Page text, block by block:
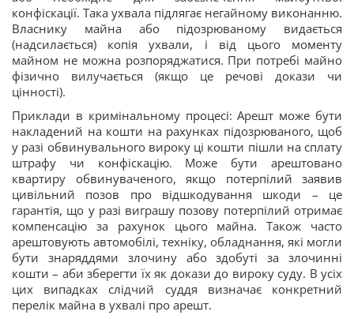
конфіскації. Така ухвала підлягає негайному виконанню.
Власнику майна або підозрюваному видається
(надсилається) копія ухвали, і від цього моменту
майном не можна розпоряджатися. При потребі майно
фізично вилучається (якщо це речові докази чи
цінності).
Приклади в кримінальному процесі: Арешт може бути
накладений на кошти на рахунках підозрюваного, щоб
у разі обвинувального вироку ці кошти пішли на сплату
штрафу чи конфіскацію. Може бути арештовано
квартиру обвинуваченого, якщо потерпілий заявив
цивільний позов про відшкодування шкоди – це
гарантія, що у разі виграшу позову потерпілий отримає
компенсацію за рахунок цього майна. Також часто
арештовують автомобілі, техніку, обладнання, які могли
бути знаряддями злочину або здобуті за злочинні
кошти – аби зберегти їх як докази до вироку суду. В усіх
цих випадках слідчий суддя визначає конкретний
перелік майна в ухвалі про арешт.